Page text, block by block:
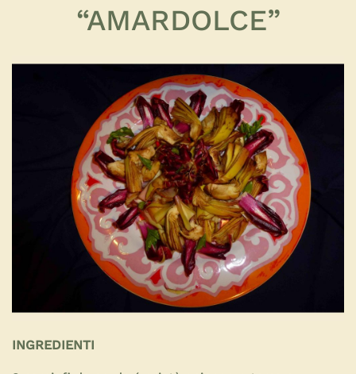
“AMARDOLCE”
INGREDIENTI